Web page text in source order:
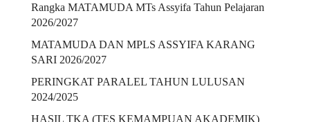
Rangka MATAMUDA MTs Assyifa Tahun Pelajaran
2026/2027
MATAMUDA DAN MPLS ASSYIFA KARANG
SARI 2026/2027
PERINGKAT PARALEL TAHUN LULUSAN
2024/2025
HASIL TKA (TES KEMAMPUAN AKADEMIK)